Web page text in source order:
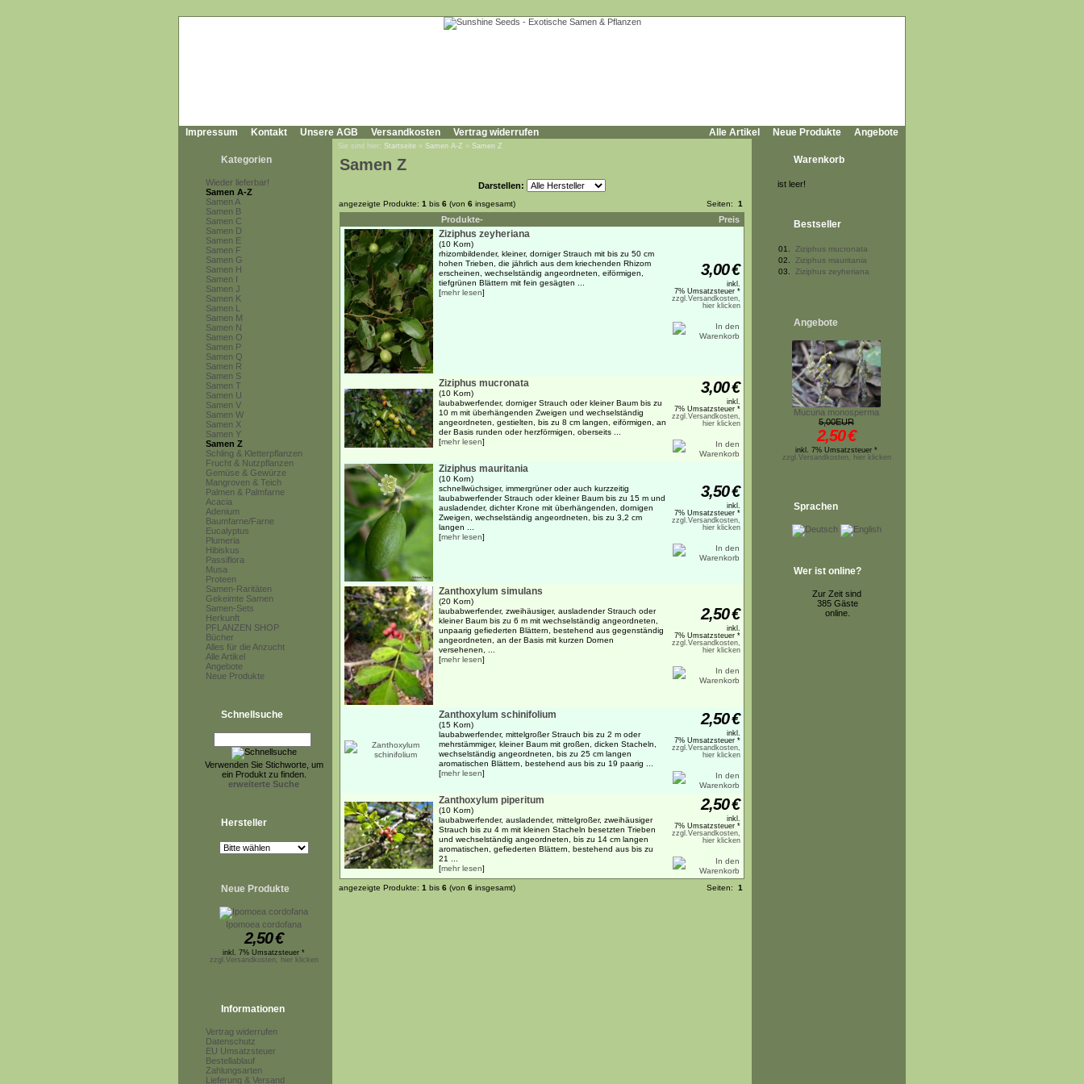
Impressum Kontakt Unsere AGB Versandkosten Vertrag widerrufen Alle Artikel Neue Produkte Angebote
Kategorien
Wieder lieferbar!
Samen A-Z
Samen A
Samen B
Samen C
Samen D
Samen E
Samen F
Samen G
Samen H
Samen I
Samen J
Samen K
Samen L
Samen M
Samen N
Samen O
Samen P
Samen Q
Samen R
Samen S
Samen T
Samen U
Samen V
Samen W
Samen X
Samen Y
Samen Z
Schling & Kletterpflanzen
Frucht & Nutzpflanzen
Gemüse & Gewürze
Mangroven & Teich
Palmen & Palmfarne
Acacia
Adenium
Baumfarne/Farne
Eucalyptus
Plumeria
Hibiskus
Passiflora
Musa
Proteen
Samen-Raritäten
Gekeimte Samen
Samen-Sets
Herkunft
PFLANZEN SHOP
Bücher
Alles für die Anzucht
Alle Artikel
Angebote
Neue Produkte
Schnellsuche
Verwenden Sie Stichworte, um
ein Produkt zu finden.
erweiterte Suche
Hersteller
Neue Produkte
Ipomoea cordofana
2,50€
inkl. 7% Umsatzsteuer *
zzgl.Versandkosten, hier klicken
Informationen
Vertrag widerrufen
Datenschutz
EU Umsatzsteuer
Bestellablauf
Zahlungsarten
Lieferung & Versand
Sie sind hier: Startseite » Samen A-Z » Samen Z
Samen Z
Darstellen:
angezeigte Produkte: 1 bis 6 (von 6 insgesamt) Seiten: 1
Produkte- Preis
Ziziphus zeyheriana
(10 Korn)
rhizombildender, kleiner, dorniger Strauch mit bis zu 50 cm
hohen Trieben, die jährlich aus dem kriechenden Rhizom
erscheinen, wechselständig angeordneten, eiförmigen,
tiefgrünen Blättern mit fein gesägten ...
[mehr lesen]
3,00€
inkl.
7% Umsatzsteuer *
zzgl.Versandkosten,
hier klicken
Ziziphus mucronata
(10 Korn)
laubabwerfender, dorniger Strauch oder kleiner Baum bis zu
10 m mit überhängenden Zweigen und wechselständig
angeordneten, gestielten, bis zu 8 cm langen, eiförmigen, an
der Basis runden oder herzförmigen, oberseits ...
[mehr lesen]
3,00€
inkl.
7% Umsatzsteuer *
zzgl.Versandkosten,
hier klicken
Ziziphus mauritania
(10 Korn)
schnellwüchsiger, immergrüner oder auch kurzzeitig
laubabwerfender Strauch oder kleiner Baum bis zu 15 m und
ausladender, dichter Krone mit überhängenden, dornigen
Zweigen, wechselständig angeordneten, bis zu 3,2 cm
langen ...
[mehr lesen]
3,50€
inkl.
7% Umsatzsteuer *
zzgl.Versandkosten,
hier klicken
Zanthoxylum simulans
(20 Korn)
laubabwerfender, zweihäusiger, ausladender Strauch oder
kleiner Baum bis zu 6 m mit wechselständig angeordneten,
unpaarig gefiederten Blättern, bestehend aus gegenständig
angeordneten, an der Basis mit kurzen Dornen
versehenen, ...
[mehr lesen]
2,50€
inkl.
7% Umsatzsteuer *
zzgl.Versandkosten,
hier klicken
Zanthoxylum schinifolium
(15 Korn)
laubabwerfender, mittelgroßer Strauch bis zu 2 m oder
mehrstämmiger, kleiner Baum mit großen, dicken Stacheln,
wechselständig angeordneten, bis zu 25 cm langen
aromatischen Blättern, bestehend aus bis zu 19 paarig ...
[mehr lesen]
2,50€
inkl.
7% Umsatzsteuer *
zzgl.Versandkosten,
hier klicken
Zanthoxylum piperitum
(10 Korn)
laubabwerfender, ausladender, mittelgroßer, zweihäusiger
Strauch bis zu 4 m mit kleinen Stacheln besetzten Trieben
und wechselständig angeordneten, bis zu 14 cm langen
aromatischen, gefiederten Blättern, bestehend aus bis zu
21 ...
[mehr lesen]
2,50€
inkl.
7% Umsatzsteuer *
zzgl.Versandkosten,
hier klicken
angezeigte Produkte: 1 bis 6 (von 6 insgesamt) Seiten: 1
Warenkorb
ist leer!
Bestseller
01.
Ziziphus mucronata
02.
Ziziphus mauritania
03.
Ziziphus zeyheriana
Angebote
Mucuna monosperma
5,00EUR
2,50€
inkl. 7% Umsatzsteuer *
zzgl.Versandkosten, hier klicken
Sprachen
Wer ist online?
Zur Zeit sind
385 Gäste
online.